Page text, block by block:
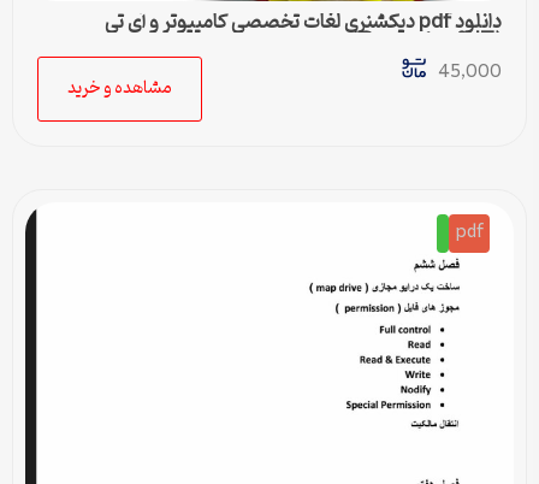
دانلود pdf دیکشنری لغات تخصصی کامپیوتر و آی تی
(Computer & IT)
45,000
مشاهده و خرید
pdf